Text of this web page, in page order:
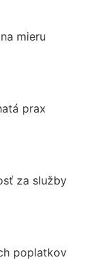
mieru
prax
za služby
poplatkov